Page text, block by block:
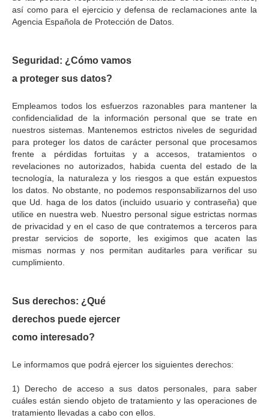
así como para el ejercicio y defensa de reclamaciones ante la
Agencia Española de Protección de Datos.
Seguridad: ¿Cómo vamos
a proteger sus datos?
Empleamos todos los esfuerzos razonables para mantener la
confidencialidad de la información personal que se trate en
nuestros sistemas. Mantenemos estrictos niveles de seguridad
para proteger los datos de carácter personal que procesamos
frente a pérdidas fortuitas y a accesos, tratamientos o
revelaciones no autorizados, habida cuenta del estado de la
tecnología, la naturaleza y los riesgos a que están expuestos
los datos. No obstante, no podemos responsabilizarnos del uso
que Ud. haga de los datos (incluido usuario y contraseña) que
utilice en nuestra web. Nuestro personal sigue estrictas normas
de privacidad y en el caso de que contratemos a terceros para
prestar servicios de soporte, les exigimos que acaten las
mismas normas y nos permitan auditarles para verificar su
cumplimiento.
Sus derechos: ¿Qué
derechos puede ejercer
como interesado?
Le informamos que podrá ejercer los siguientes derechos:
1) Derecho de acceso a sus datos personales, para saber
cuáles están siendo objeto de tratamiento y las operaciones de
tratamiento llevadas a cabo con ellos.